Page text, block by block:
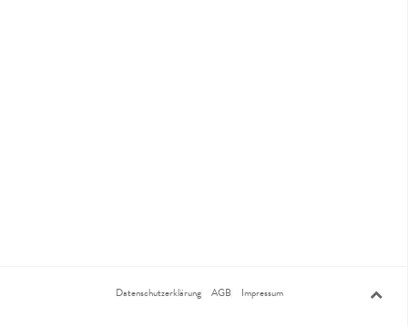
Datenschutzerklärung AGB Impressum